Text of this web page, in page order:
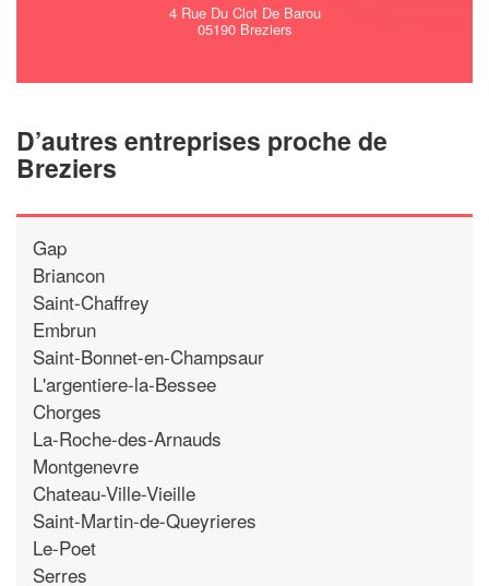
4 Rue Du Clot De Barou
05190 Breziers
D’autres entreprises proche de
Breziers
Gap
Briancon
Saint-Chaffrey
Embrun
Saint-Bonnet-en-Champsaur
L'argentiere-la-Bessee
Chorges
La-Roche-des-Arnauds
Montgenevre
Chateau-Ville-Vieille
Saint-Martin-de-Queyrieres
Le-Poet
Serres